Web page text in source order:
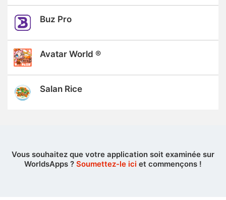
Buz Pro
Avatar World ®
Salan Rice
Vous souhaitez que votre application soit examinée sur
WorldsApps ? Soumettez-le ici et commençons !